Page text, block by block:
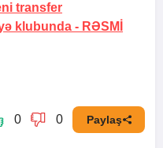
transfer
klubunda - RƏSMİ
0 0 Paylaş